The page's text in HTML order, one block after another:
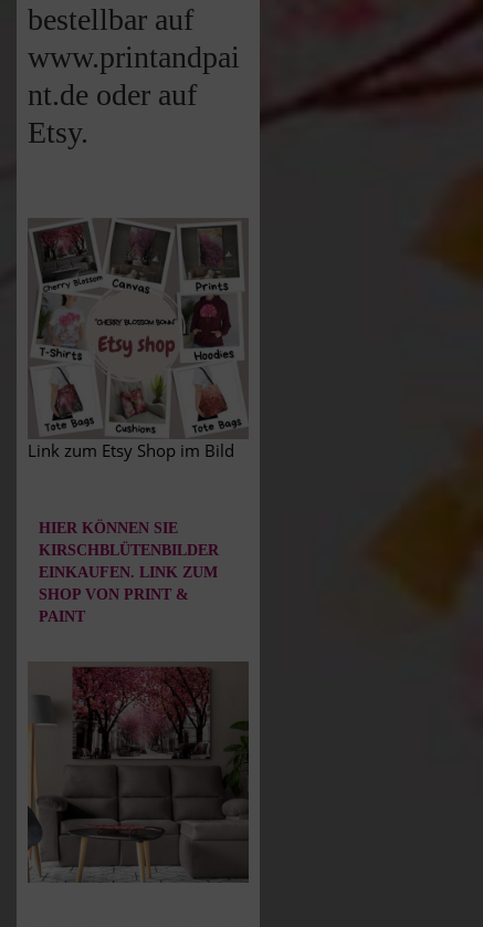
bestellbar auf
www.printandpai
nt.de oder auf
Etsy.
Link zum Etsy Shop im Bild
HIER KÖNNEN SIE
KIRSCHBLÜTENBILDER
EINKAUFEN. LINK ZUM
SHOP VON PRINT &
PAINT